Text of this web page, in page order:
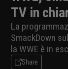
TV in
La
SmackDown
la WWE è in
Share